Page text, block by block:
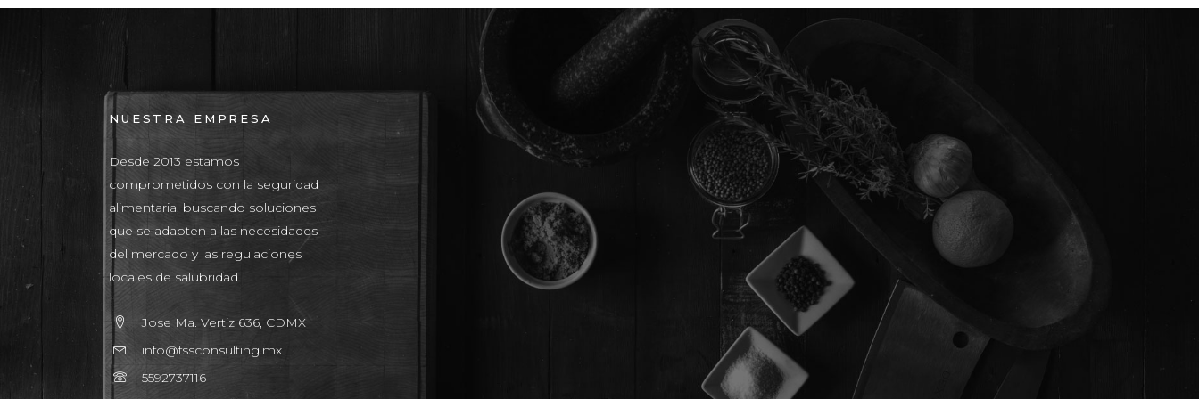
NUESTRA EMPRESA
Desde 2013 estamos
comprometidos con la seguridad
alimentaria, buscando soluciones
que se adapten a las necesidades
del mercado y las regulaciones
locales de salubridad.
Jose Ma. Vertiz 636, CDMX
info@fssconsulting.mx
5592737116